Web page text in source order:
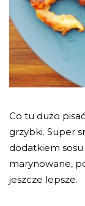
Co tu dużo
grzybki. Super
dodatkiem
marynowane,
jeszcze lepsze.